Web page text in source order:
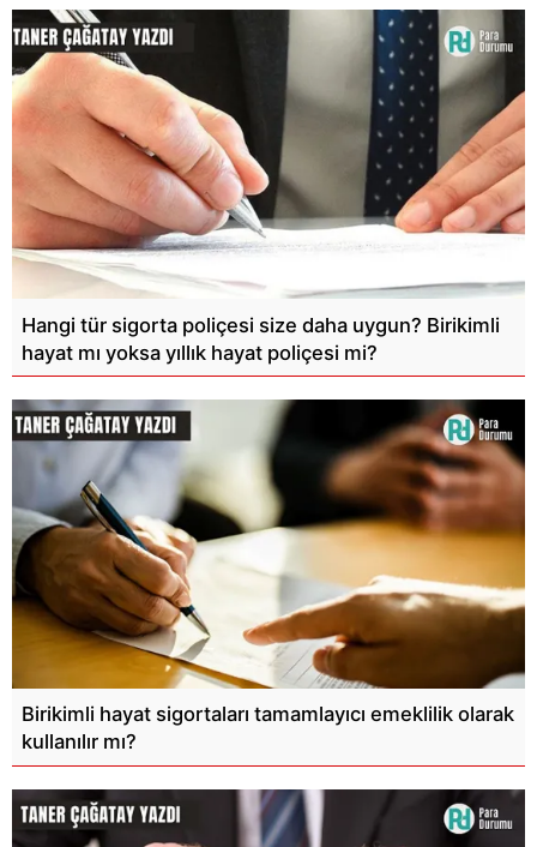
Hangi tür sigorta poliçesi size daha uygun? Birikimli
hayat mı yoksa yıllık hayat poliçesi mi?
Birikimli hayat sigortaları tamamlayıcı emeklilik olarak
kullanılır mı?